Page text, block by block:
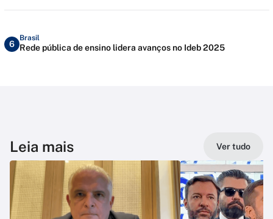
6
Brasil
Rede pública de ensino lidera avanços no Ideb 2025
Leia mais Ver tudo